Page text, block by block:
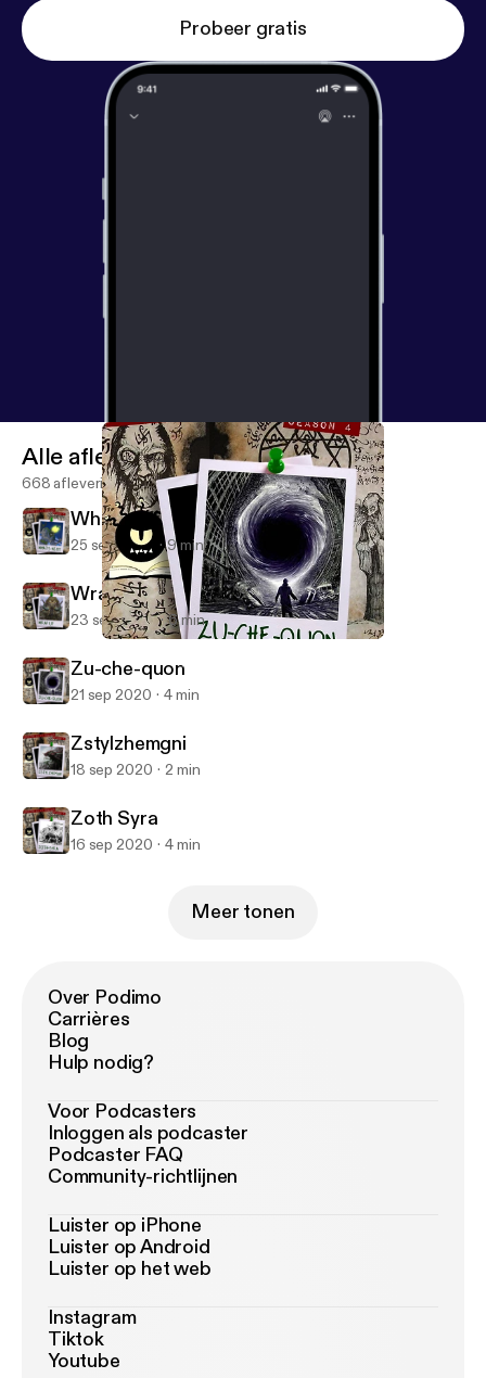
Probeer gratis
Monster in My Podcast
Alle afleveringen
668 afleveringen
What's Next
25 sep 2020 9 min
Wrap Up
23 sep 2020 6 min
Zu-che-quon
21 sep 2020 4 min
Zstylzhemgni
18 sep 2020 2 min
Zoth Syra
16 sep 2020 4 min
Meer tonen
Over Podimo
Carrières
Blog
Hulp nodig?
Voor Podcasters
Inloggen als podcaster
Podcaster FAQ
Community-richtlijnen
Luister op iPhone
Luister op Android
Luister op het web
Instagram
Tiktok
Youtube